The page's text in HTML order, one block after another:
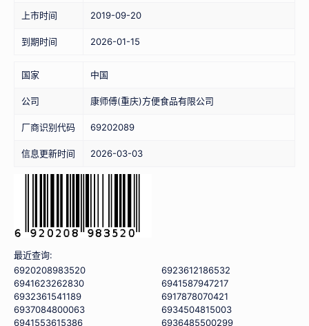
上市时间 2019-09-20
到期时间 2026-01-15
国家 中国
公司 康师傅(重庆)方便食品有限公司
厂商识别代码 69202089
信息更新时间 2026-03-03
最近查询:
6920208983520
6923612186532
6941623262830
6941587947217
6932361541189
6917878070421
6937084800063
6934504815003
6941553615386
6936485500299